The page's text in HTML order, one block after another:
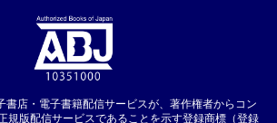
書店・電子書籍配信サービスが、著作権者からコン
規版配信サービスであることを示す登録商標（登録